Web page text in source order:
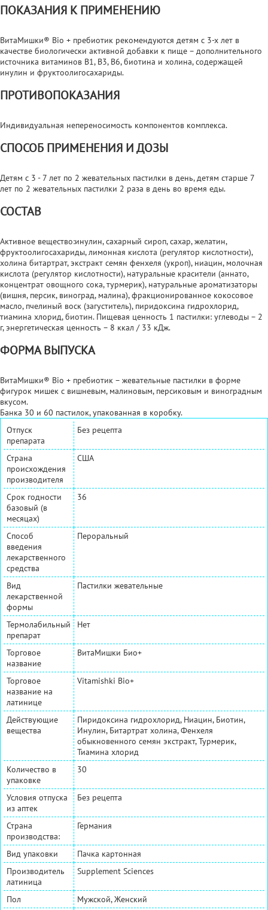
ПОКАЗАНИЯ К ПРИМЕНЕНИЮ
ВитаМишки® Bio + пребиотик рекомендуются детям с 3-х лет в
качестве биологически активной добавки к пище – дополнительного
источника витаминов В1, В3, В6, биотина и холина, содержащей
инулин и фруктоолигосахариды.
ПРОТИВОПОКАЗАНИЯ
Индивидуальная непереносимость компонентов комплекса.
СПОСОБ ПРИМЕНЕНИЯ И ДОЗЫ
Детям с 3 - 7 лет по 2 жевательных пастилки в день, детям старше 7
лет по 2 жевательных пастилки 2 раза в день во время еды.
СОСТАВ
Активное вещество:инулин, сахарный сироп, сахар, желатин,
фруктоолигосахариды, лимонная кислота (регулятор кислотности),
холина битартрат, экстракт семян фенхеля (укроп), ниацин, молочная
кислота (регулятор кислотности), натуральные красители (аннато,
концентрат овощного сока, турмерик), натуральные ароматизаторы
(вишня, персик, виноград, малина), фракционированное кокосовое
масло, пчелиный воск (загуститель), пиридоксина гидрохлорид,
тиамина хлорид, биотин. Пищевая ценность 1 пастилки: углеводы – 2
г, энергетическая ценность – 8 ккал / 33 кДж.
ФОРМА ВЫПУСКА
ВитаМишки® Bio + пребиотик – жевательные пастилки в форме
фигурок мишек с вишневым, малиновым, персиковым и виноградным
вкусом.
Банка 30 и 60 пастилок, упакованная в коробку.
Отпуск
препарата
Без рецепта
Страна
происхождения
производителя
США
Срок годности
базовый (в
месяцах)
36
Способ
введения
лекарственного
средства
Пероральный
Вид
лекарственной
формы
Пастилки жевательные
Термолабильный
препарат
Нет
Торговое
название
ВитаМишки Био+
Торговое
название на
латинице
Vitamishki Bio+
Действующие
вещества
Пиридоксина гидрохлорид, Ниацин, Биотин,
Инулин, Битартрат холина, Фенхеля
обыкновенного семян экстракт, Турмерик,
Тиамина хлорид
Количество в
упаковке
30
Условия отпуска
из аптек
Без рецепта
Страна
производства:
Германия
Вид упаковки
Пачка картонная
Производитель
латиница
Supplement Sciences
Пол
Мужской, Женский